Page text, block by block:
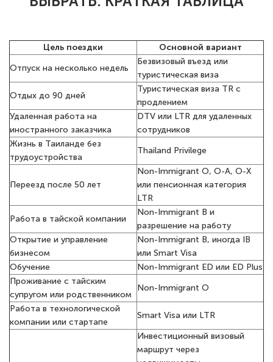
Цель поездки
Основной вариант
Отпуск на несколько недель
Безвизовый въезд или
туристическая виза
Отдых до 90 дней
Туристическая виза TR с
продлением
Удаленная работа на
иностранного заказчика
DTV или LTR для удаленных
сотрудников
Жизнь в Таиланде без
трудоустройства
Thailand Privilege
Переезд после 50 лет
Non-Immigrant O, O-A, O-X
или пенсионная категория
LTR
Работа в тайской компании
Non-Immigrant B и
разрешение на работу
Открытие и управление
бизнесом
Non-Immigrant B, иногда IB
или Smart Visa
Обучение
Non-Immigrant ED или ED Plus
Проживание с тайским
супругом или родственником
Non-Immigrant O
Работа в технологической
компании или стартапе
Smart Visa или LTR
Инвестиционный визовый
маршрут через